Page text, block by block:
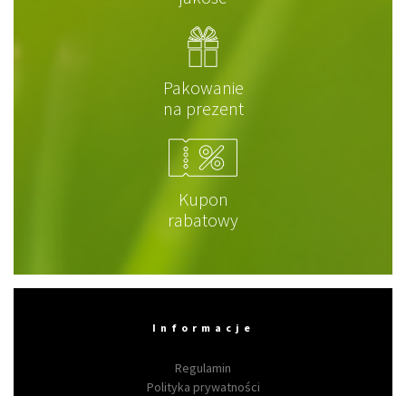
Pakowanie
na prezent
Kupon
rabatowy
Informacje
Regulamin
Polityka prywatności